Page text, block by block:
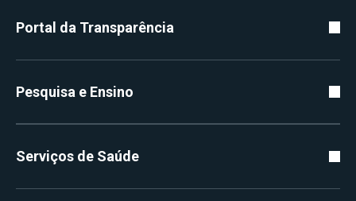
Portal da Transparência
Pesquisa e Ensino
Serviços de Saúde